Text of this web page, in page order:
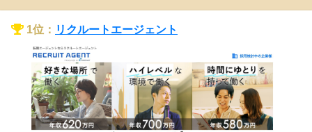
1位： リクルートエージェント